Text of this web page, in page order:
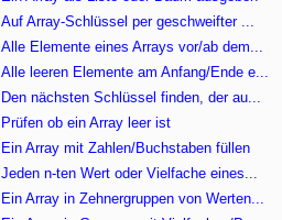
Auf Array-Schlüssel per geschweifter ...
Alle Elemente eines Arrays vor/ab dem...
Alle leeren Elemente am Anfang/Ende e...
Den nächsten Schlüssel finden, der au...
Prüfen ob ein Array leer ist
Ein Array mit Zahlen/Buchstaben füllen
Jeden n-ten Wert oder Vielfache eines...
Ein Array in Zehnergruppen von Werten...